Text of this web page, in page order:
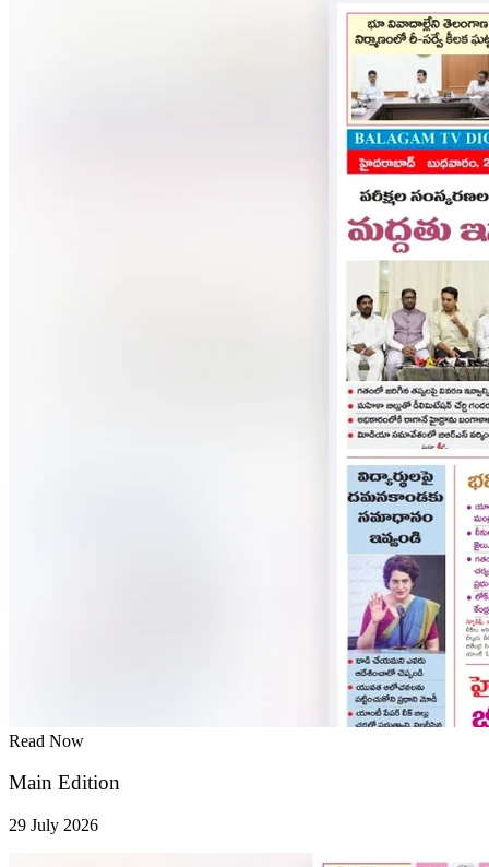
Read Now
Main Edition
29 July 2026